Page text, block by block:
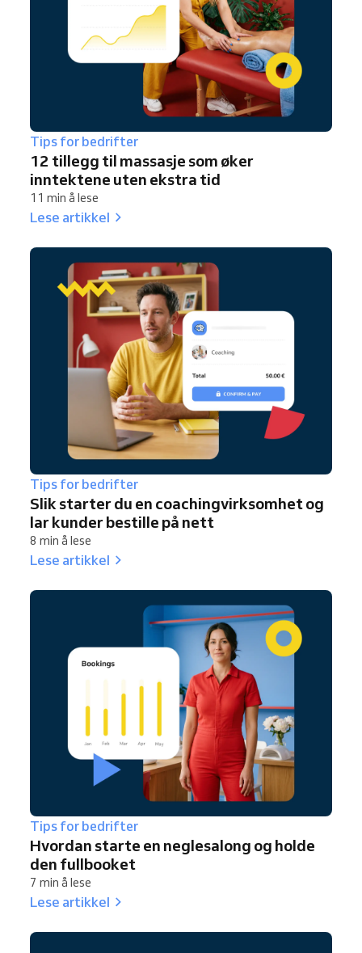
Tips for bedrifter
12 tillegg til massasje som øker
inntektene uten ekstra tid
11 min å lese
Lese artikkel
Tips for bedrifter
Slik starter du en coachingvirksomhet og
lar kunder bestille på nett
8 min å lese
Lese artikkel
Tips for bedrifter
Hvordan starte en neglesalong og holde
den fullbooket
7 min å lese
Lese artikkel